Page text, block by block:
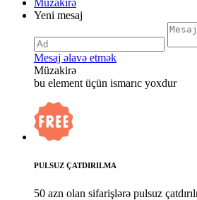
Müzakirə
Yeni mesaj
Mesaj əlavə etmək
Müzakirə
bu element üçün ismarıc yoxdur
PULSUZ ÇATDIRILMA
50 azn olan sifarişlərə pulsuz